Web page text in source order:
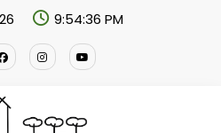
9:54:37 PM